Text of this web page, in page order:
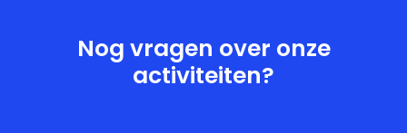
Nog vragen over onze
activiteiten?